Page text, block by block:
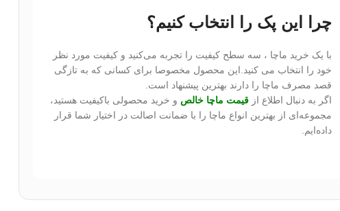
چرا این پک را انتخاب کنیم؟
با یک خرید ماچا ، سه سطح کیفیت را تجربه می‌کنید و کیفیت مورد نظر
خود را انتخاب می کنید.این محصول مخصوصا برای کسانی که به تازگی
قصد مصرف ماچا را دارند بهترین پیشنهاد است.
اگر به دنبال اطلاع از قیمت ماچا خالص و خرید محصولی باکیفیت هستید،
مجموعه‌ای از بهترین انواع ماچا را با ضمانت اصالت در اختیار شما قرار
داده‌ایم.